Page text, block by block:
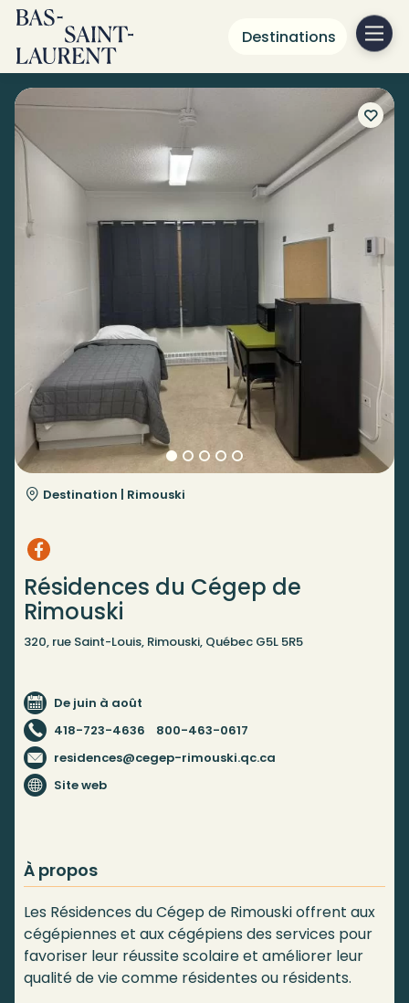
Destinations
Destination | Rimouski
Résidences du Cégep de
Rimouski
320, rue Saint-Louis, Rimouski, Québec G5L 5R5
De juin à août
418-723-4636
800-463-0617
residences@cegep-rimouski.qc.ca
Site web
À propos
Les Résidences du Cégep de Rimouski offrent aux
cégépiennes et aux cégépiens des services pour
favoriser leur réussite scolaire et améliorer leur
qualité de vie comme résidentes ou résidents.